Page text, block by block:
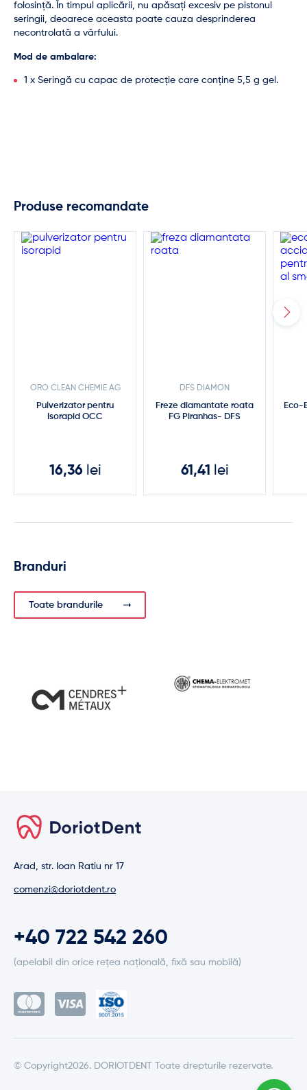
folosință. În timpul aplicării, nu apăsați excesiv pe pistonul
seringii, deoarece aceasta poate cauza desprinderea
necontrolată a vârfului.
Mod de ambalare:
1 x Seringă cu capac de protecție care conține 5,5 g gel.
Produse recomandate
ORO CLEAN CHEMIE AG
Pulverizator pentru
Isorapid OCC
16,36 lei
DFS DIAMON
Freze diamantate roata
FG Piranhas- DFS
61,41 lei
Eco-
Branduri
Toate brandurile
Arad, str. Ioan Ratiu nr 17
comenzi@doriotdent.ro
+40 722 542 260
(apelabil din orice rețea națională, fixă sau mobilă)
© Copyright2026. DORIOTDENT Toate drepturile rezervate.